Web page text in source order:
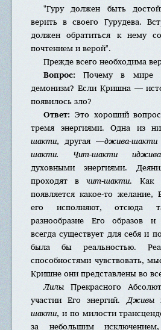
"Гуру должен быть
верить в своего Гурудева.
должен обратиться к нему
почтением и верой".
Прежде всего необходима
Вопрос: Почему в мире
демонизм? Если Кришна —
появилось зло?
Ответ: Это хороший
тремя энергиями. Одна из
шакти, другая —джива-шакти
шакти. Чит-шакти
духовными энергиями.
проходят вчит-шакти. Как
появляется какое-то
его исполняют, отсюда
разнообразие Его образов
всегда существует для себя и
была бы реальностью.
способностями чувствовать,
Кришне они представлены во
ЛилыПрекрасного
участии Его энергий.Дживы
шакти, и по милости
за небольшим